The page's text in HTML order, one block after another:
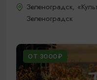
Зеленоградск,
Зеленоградск
ОТ 3000₽